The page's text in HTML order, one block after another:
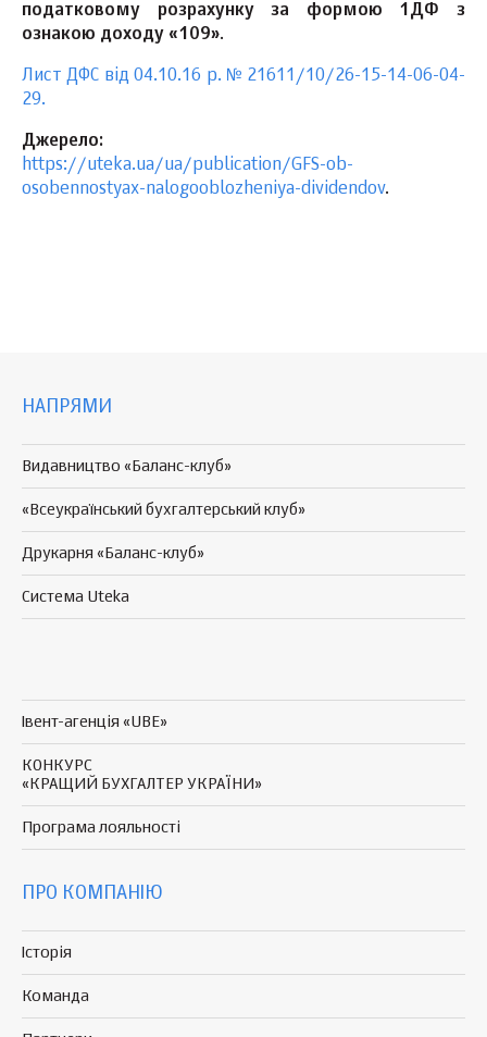
податковому розрахунку за формою 1ДФ з
ознакою доходу «109».
Лист ДФС від 04.10.16 р. № 21611/10/26-15-14-06-04-
29.
Джерело:
https://uteka.ua/ua/publication/GFS-ob-
osobennostyax-nalogooblozheniya-dividendov.
НАПРЯМИ
Видавництво «Баланс-клуб»
«Всеукраїнський бухгалтерський клуб»
Друкарня «Баланс-клуб»
Система Uteka
Івент-агенція «UBE»
КОНКУРС
«КРАЩИЙ БУХГАЛТЕР УКРАЇНИ»
Програма лояльності
ПРО КОМПАНІЮ
Історія
Команда